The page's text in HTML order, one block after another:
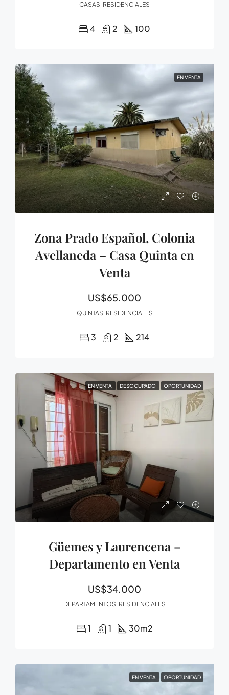
CASAS, RESIDENCIALES
4 2 100
EN VENTA
Zona Prado Español, Colonia
Avellaneda – Casa Quinta en
Venta
US$65.000
QUINTAS, RESIDENCIALES
3 2 214
EN VENTA DESOCUPADO OPORTUNIDAD
Güemes y Laurencena –
Departamento en Venta
US$34.000
DEPARTAMENTOS, RESIDENCIALES
1 1 30m2
EN VENTA OPORTUNIDAD